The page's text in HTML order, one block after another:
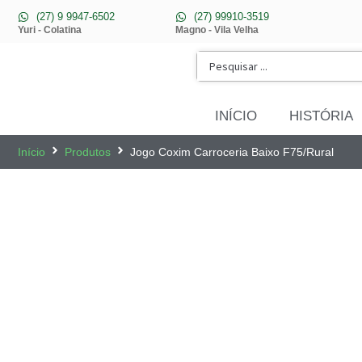
(27) 9 9947-6502
Yuri - Colatina
(27) 99910-3519
Magno - Vila Velha
INÍCIO HISTÓRIA
Início Produtos Jogo Coxim Carroceria Baixo F75/Rural